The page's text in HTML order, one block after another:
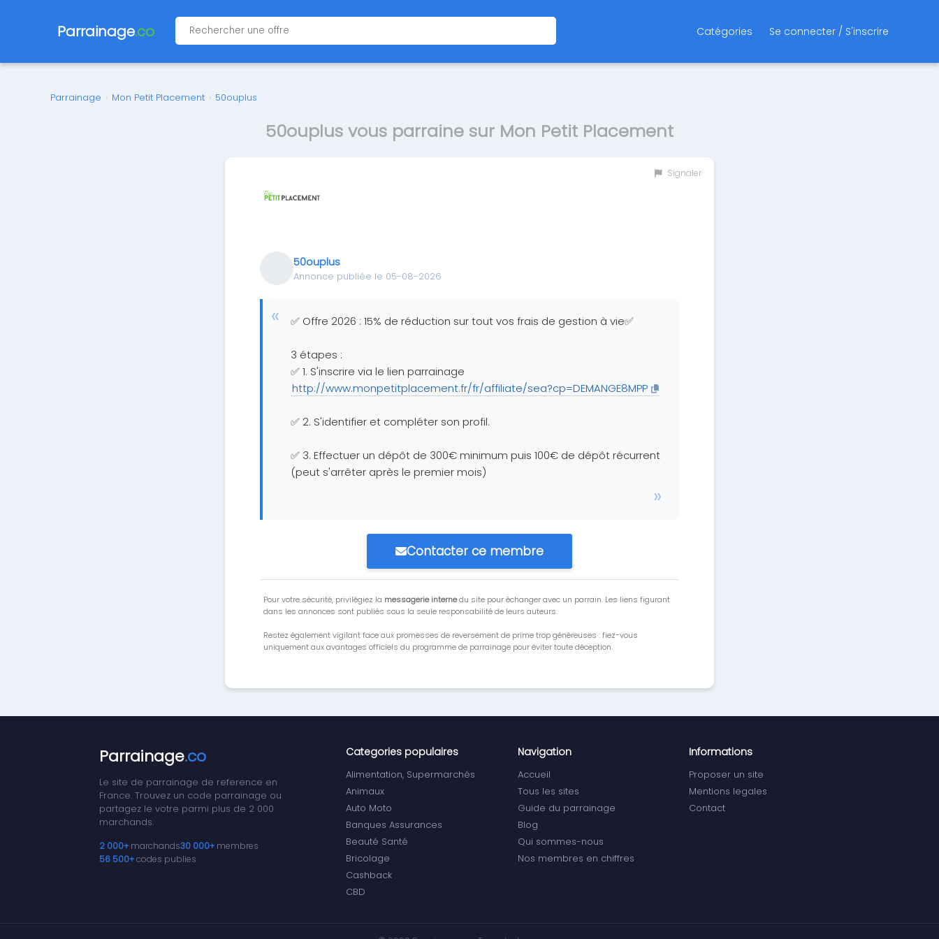
Parrainage.co Catégories Se connecter / S'inscrire
Parrainage › Mon Petit Placement › 50ouplus
50ouplus vous parraine sur Mon Petit Placement
Signaler
50ouplus
Annonce publiée le 05-08-2026
✅ Offre 2026 : 15% de réduction sur tout vos frais de gestion à vie✅
3 étapes :
✅ 1. S'inscrire via le lien parrainage
http://www.monpetitplacement.fr/fr/affiliate/sea?cp=DEMANGE8MPP
✅ 2. S'identifier et compléter son profil.
✅ 3. Effectuer un dépôt de 300€ minimum puis 100€ de dépôt récurrent
(peut s'arrêter après le premier mois)
Contacter ce membre
Pour votre sécurité, privilégiez la messagerie internedu site pour échanger avec un parrain. Les liens figurant
dans les annonces sont publiés sous la seule responsabilité de leurs auteurs.
Restez également vigilant face aux promesses de reversement de prime trop généreuses : fiez-vous
uniquement aux avantages officiels du programme de parrainage pour éviter toute déception.
Parrainage.co
Le site de parrainage de reference en
France. Trouvez un code parrainage ou
partagez le votre parmi plus de 2 000
marchands.
2 000+ marchands30 000+ membres
56 500+codes publies
Categories populaires
Alimentation, Supermarchés
Animaux
Auto Moto
Banques Assurances
Beauté Santé
Bricolage
Cashback
CBD
Navigation
Accueil
Tous les sites
Guide du parrainage
Blog
Qui sommes-nous
Nos membres en chiffres
Informations
Proposer un site
Mentions legales
Contact